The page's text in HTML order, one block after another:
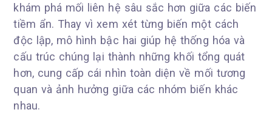
khám phá mối liên hệ sâu sắc hơn giữa các biến
tiềm ẩn. Thay vì xem xét từng biến một cách
độc lập, mô hình bậc hai giúp hệ thống hóa và
cấu trúc chúng lại thành những khối tổng quát
hơn, cung cấp cái nhìn toàn diện về mối tương
quan và ảnh hưởng giữa các nhóm biến khác
nhau.